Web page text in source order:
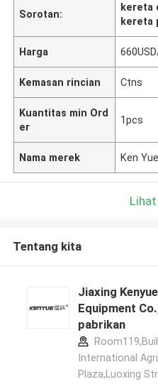
Sorotan:
kereta
kereta
Harga
Kemasan rincian Ctns
Kuantitas min Ord
er
1pcs
Nama merek Ken Yue
Tentang kita
Jiaxing
Equipment
pabrikan
International
Plaza,Luoxing